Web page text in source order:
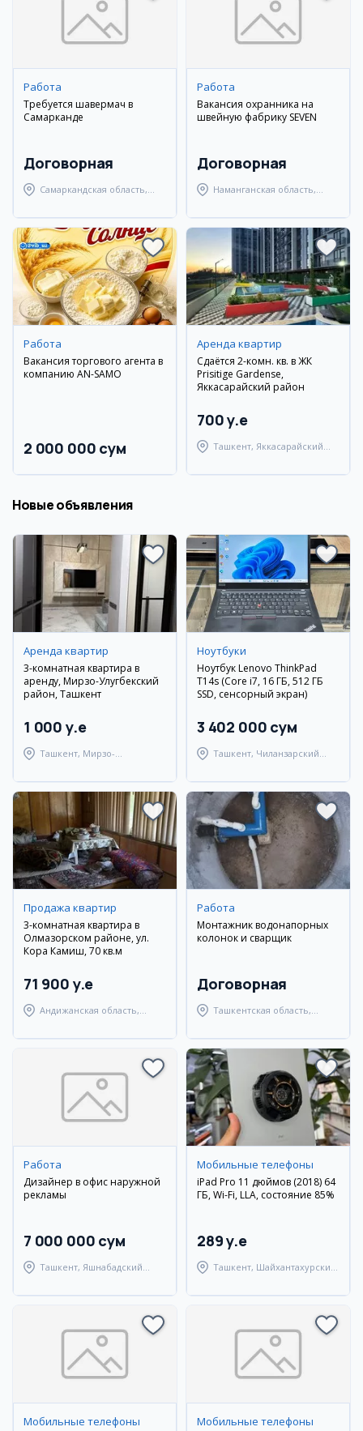
Работа
Требуется шавермач в
Самарканде
Договорная
Самаркандская область,
Работа
Вакансия охранника на
швейную фабрику SEVEN
Договорная
Наманганская область,
Работа
Вакансия торгового агента в
компанию AN-SAMO
2 000 000 сум
Аренда квартир
Сдаётся 2-комн. кв. в ЖК
Prisitige Gardense,
Яккасарайский район
700 y.e
Ташкент, Яккасарайский
Новые объявления
Аренда квартир
3-комнатная квартира в
аренду, Мирзо-Улугбекский
район, Ташкент
1 000 y.e
Ташкент, Мирзо-
Ноутбуки
Ноутбук Lenovo ThinkPad
T14s (Core i7, 16 ГБ, 512 ГБ
SSD, сенсорный экран)
3 402 000 сум
Ташкент, Чиланзарский
Продажа квартир
3-комнатная квартира в
Олмазорском районе, ул.
Кора Камиш, 70 кв.м
71 900 y.e
Андижанская область,
Работа
Монтажник водонапорных
колонок и сварщик
Договорная
Ташкентская область,
Работа
Дизайнер в офис наружной
рекламы
7 000 000 сум
Ташкент, Яшнабадский
Мобильные телефоны
iPad Pro 11 дюймов (2018) 64
ГБ, Wi-Fi, LLA, состояние 85%
289 y.e
Ташкент, Шайхантахурский
Мобильные телефоны Мобильные телефоны